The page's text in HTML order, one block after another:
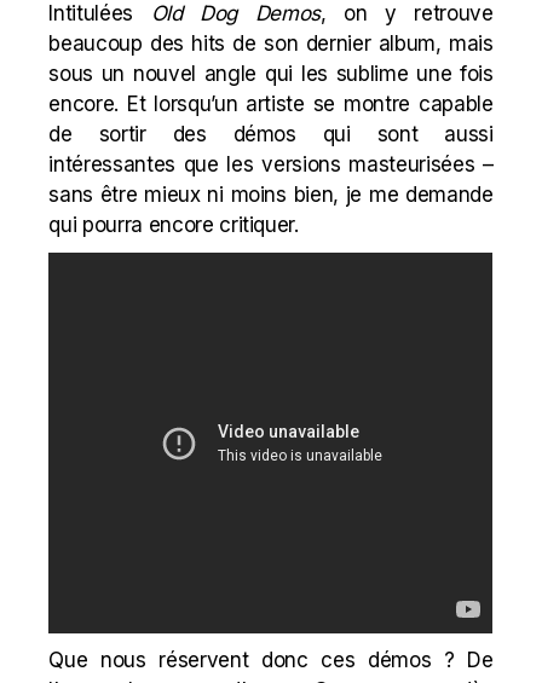
Intitulées
Old Dog Demos, on y retrouve
beaucoup des hits de son dernier album, mais
sous un nouvel angle qui les sublime une fois
encore. Et lorsqu’un artiste se montre capable
de sortir des démos qui sont aussi
intéressantes que les versions masteurisées –
sans être mieux ni moins bien, je me demande
qui pourra encore critiquer.
Que nous réservent donc ces démos ? De